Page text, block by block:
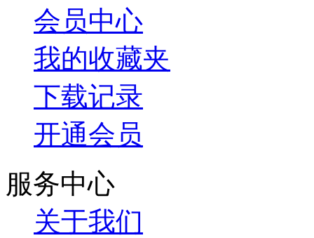
会员中心
我的收藏夹
下载记录
开通会员
服务中心
关于我们